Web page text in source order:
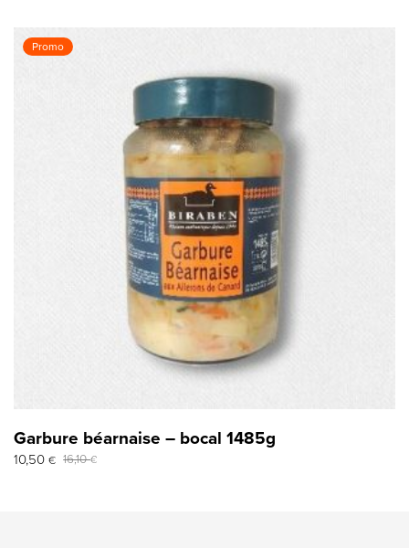
Promo
Garbure béarnaise – bocal 1485g
16,10€
Le
10,50 €
Le